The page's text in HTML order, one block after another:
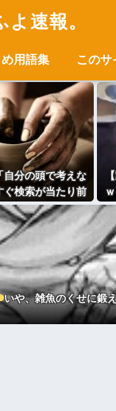
速報。
用語集 このサ
自分の頭で考えな
ぐ検索が当たり前
」至上主義・・・
いや、雑魚のくせに鍛